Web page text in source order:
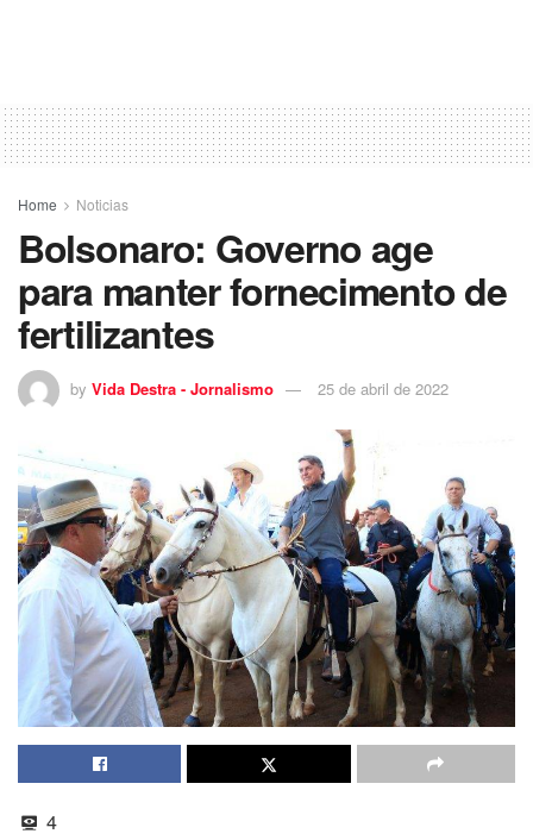
Home Noticias
Bolsonaro: Governo age
para manter fornecimento de
fertilizantes
by Vida Destra - Jornalismo 25 de abril de 2022
4